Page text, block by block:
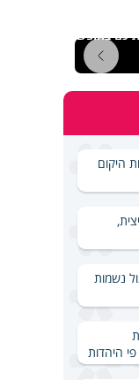
בחופש
היקום
נשמות
היהדות